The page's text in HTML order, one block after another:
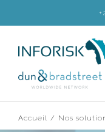
Accueil / Nos